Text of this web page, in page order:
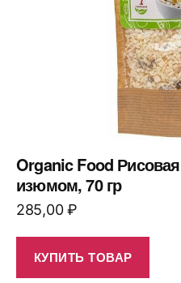
Organic Food
изюмом, 70 гр
285,00₽
КУПИТЬ ТОВАР